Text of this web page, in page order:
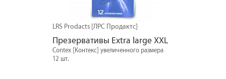
LRS Prodacts [ЛРС Продактс]
Презервативы Extra large XXL
Contex [Контекс] увеличенного размера
12 шт.